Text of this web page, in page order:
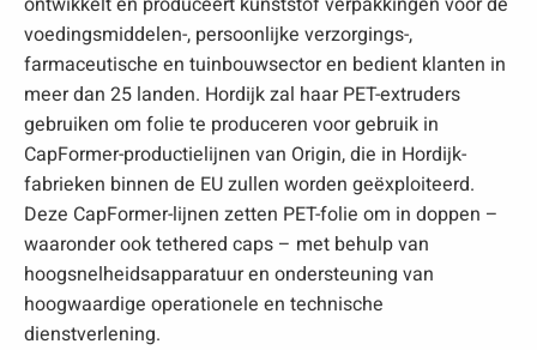
voedingsmiddelen-, persoonlijke verzorgings-,
farmaceutische en tuinbouwsector en bedient klanten in
meer dan 25 landen. Hordijk zal haar PET-extruders
gebruiken om folie te produceren voor gebruik in
CapFormer-productielijnen van Origin, die in Hordijk-
fabrieken binnen de EU zullen worden geëxploiteerd.
Deze CapFormer-lijnen zetten PET-folie om in doppen –
waaronder ook tethered caps – met behulp van
hoogsnelheidsapparatuur en ondersteuning van
hoogwaardige operationele en technische
dienstverlening.